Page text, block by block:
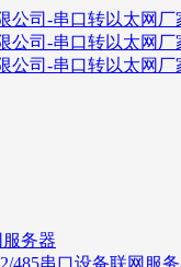
务器
485串口设备联网服